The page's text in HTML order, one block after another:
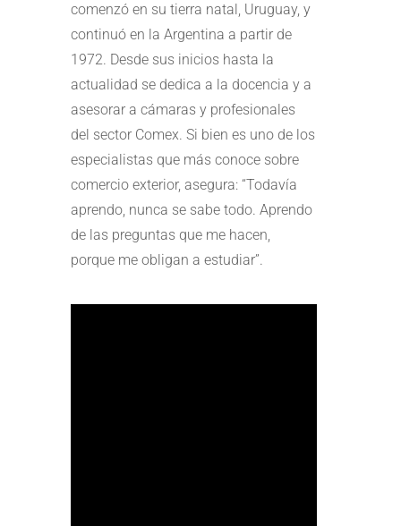
comenzó en su tierra natal, Uruguay, y
continuó en la Argentina a partir de
1972. Desde sus inicios hasta la
actualidad se dedica a la docencia y a
asesorar a cámaras y profesionales
del sector Comex. Si bien es uno de los
especialistas que más conoce sobre
comercio exterior, asegura: “Todavía
aprendo, nunca se sabe todo. Aprendo
de las preguntas que me hacen,
porque me obligan a estudiar”.